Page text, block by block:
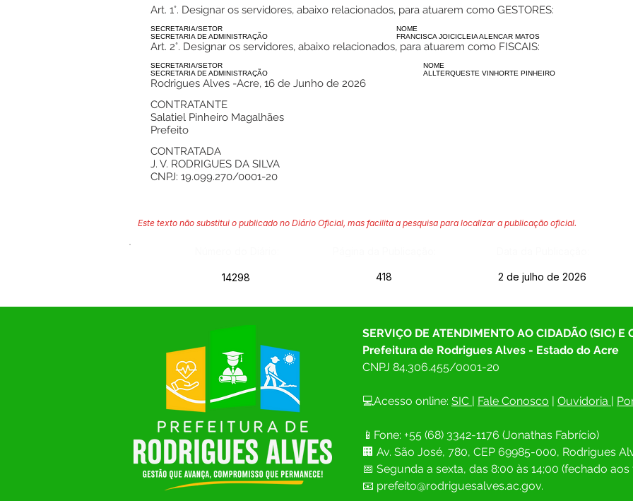
Art. 1°. Designar os servidores, abaixo relacionados, para atuarem como GESTORES:
SECRETARIA/SETOR NOME
SECRETARIA DE ADMINISTRAÇÃO
FRANCISCA JOICICLEIA ALENCAR MATOS
Art. 2°. Designar os servidores, abaixo relacionados, para atuarem como FISCAIS:
SECRETARIA/SETOR NOME
SECRETARIA DE ADMINISTRAÇÃO
ALLTERQUESTE VINHORTE PINHEIRO
Rodrigues Alves -Acre, 16 de Junho de 2026
CONTRATANTE
Salatiel Pinheiro Magalhães
Prefeito
CONTRATADA
J. V. RODRIGUES DA SILVA
CNPJ: 19.099.270/0001-20
Este texto não substitui o publicado no Diário Oficial, mas facilita a pesquisa para localizar a publicação oficial.
14298 418 2 de julho de 2026
SERVIÇO DE ATENDIMENTO AO CIDADÃO (SIC) E
Prefeitura de Rodrigues Alves - Estado do Acre
CNPJ 84.306.455/0001-20
💻Acesso online: SIC | Fale Conosco | Ouvidoria |
📱Fone: +55 (68) 3342-1176 (Jonathas Fabrício)
🏢 Av. São José, 780, CEP 69985-000, Rodrigues
📅 Segunda a sexta, das 8:00 às 14;00 (fechado
📧 prefeito@rodriguesalves.ac.gov.